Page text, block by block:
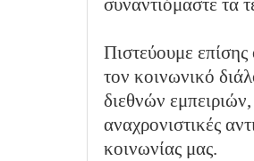
συναντιόμαστε τα
Πιστεύουμε επίσης
τον κοινωνικό
διεθνών
αναχρονιστικές
κοινωνίας μας.